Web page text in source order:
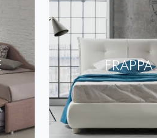
FRAPPA